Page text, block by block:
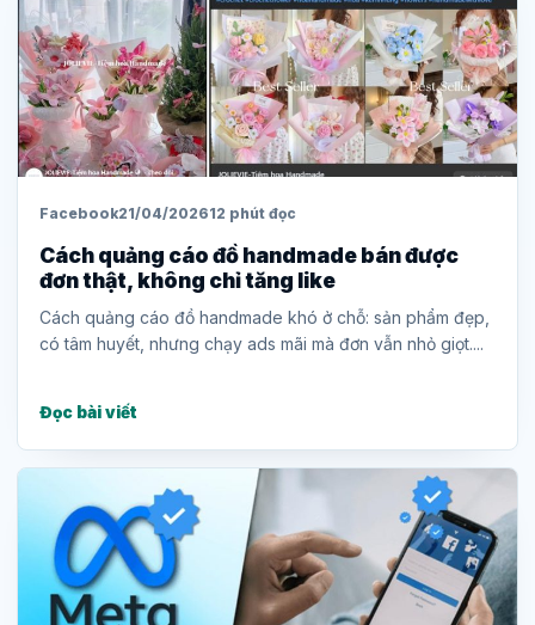
Facebook21/04/202612 phút đọc
Cách quảng cáo đồ handmade bán được
đơn thật, không chỉ tăng like
Cách quảng cáo đồ handmade khó ở chỗ: sản phẩm đẹp,
có tâm huyết, nhưng chạy ads mãi mà đơn vẫn nhỏ giọt....
Đọc bài viết